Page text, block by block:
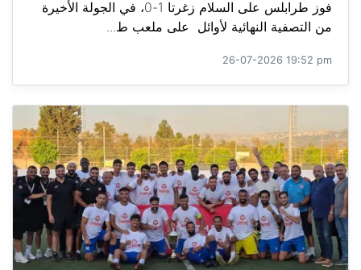
فوز طرابلس على السلام زغرتا 1-0، في الجولة الأخيرة
من التصفية النهائية لأوائل على ملعب ط...
26-07-2026 19:52 pm